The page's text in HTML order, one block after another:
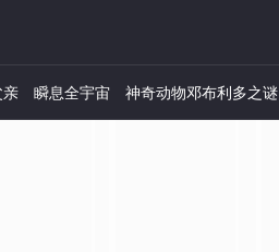
亲 瞬息全宇宙 神奇动物邓布利多之谜